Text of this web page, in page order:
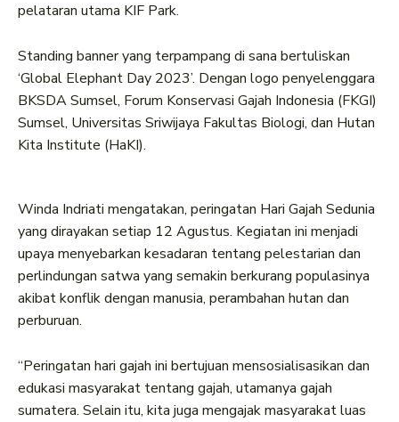
pelataran utama KIF Park.
Standing banner yang terpampang di sana bertuliskan
‘Global Elephant Day 2023’. Dengan logo penyelenggara
BKSDA Sumsel, Forum Konservasi Gajah Indonesia (FKGI)
Sumsel, Universitas Sriwijaya Fakultas Biologi, dan Hutan
Kita Institute (HaKI).
Winda Indriati mengatakan, peringatan Hari Gajah Sedunia
yang dirayakan setiap 12 Agustus. Kegiatan ini menjadi
upaya menyebarkan kesadaran tentang pelestarian dan
perlindungan satwa yang semakin berkurang populasinya
akibat konflik dengan manusia, perambahan hutan dan
perburuan.
“Peringatan hari gajah ini bertujuan mensosialisasikan dan
edukasi masyarakat tentang gajah, utamanya gajah
sumatera. Selain itu, kita juga mengajak masyarakat luas